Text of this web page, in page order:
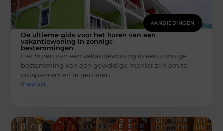
AANBIEDINGEN
De ultieme gids voor het huren van een
vakantiewoning in zonnige
bestemmingen
Het huren van een vakantiewoning in een zonnige
bestemming kan een geweldige manier zijn om te
ontspannen en te genieten
Snapfact